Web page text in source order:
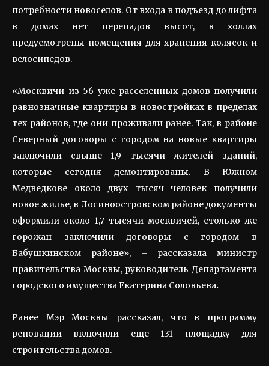
потребности новоселов. От входа в подъезд до лифта
в домах нет перепадов высот, в холлах
предусмотрены помещения для хранения колясок и
велосипедов.
«Москвичи из 56 уже расселенных домов получили
равнозначные квартиры в новостройках в пределах
тех районов, где они проживали ранее. Так, в районе
Северный договоры с городом на новые квартиры
заключили свыше 1,9 тысячи жителей зданий,
которые сегодня демонтированы. В Южном
Медведкове около двух тысяч человек получили
новое жилье, в Лосиноостровском районе документы
оформили около 1,7 тысячи москвичей, столько же
горожан заключили договоры с городом в
Бабушкинском районе», – рассказала министр
правительства Москвы, руководитель Департамента
городского имущества Екатерина Соловьева.
Ранее Мэр Москвы рассказал, что в программу
реновации включили еще 131 площадку для
строительства домов.